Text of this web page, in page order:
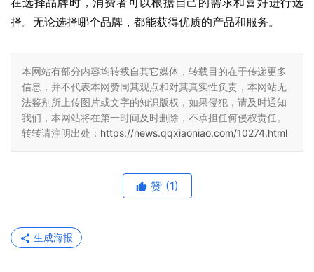
择。无论选择哪个品牌，都能获得优质的产品和服务。
本网站有部分内容均转载自其它媒体，转载目的在于传递更多
信息，并不代表本网赞同其观点和对其真实性负责，本网站无
法鉴别所上传图片或文字的知识版权，如果侵犯，请及时通知
我们，本网站将在第一时间及时删除，不承担任何侵权责任。
转转请注明出处： https://news.qqxiaoniao.com/10274.html
赞 (1)
生成海报